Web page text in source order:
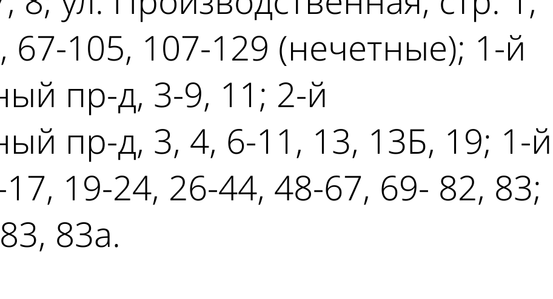
67-105, 107-129 (нечетные); 1-й
пр-д, 3-9, 11; 2-й
пр-д, 3, 4, 6-11, 13, 13Б, 19; 1-й
19-24, 26-44, 48-67, 69- 82, 83;
83а.